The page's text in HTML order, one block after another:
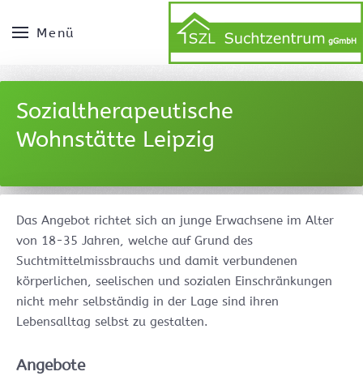
Menü
Sozialtherapeutische
Wohnstätte Leipzig
Das Angebot richtet sich an junge Erwachsene im Alter
von 18-35 Jahren, welche auf Grund des
Suchtmittelmissbrauchs und damit verbundenen
körperlichen, seelischen und sozialen Einschränkungen
nicht mehr selbständig in der Lage sind ihren
Lebensalltag selbst zu gestalten.
Angebote